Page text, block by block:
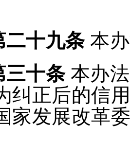
二十九条本
三十条 本办
纠正后的信
家发展改革